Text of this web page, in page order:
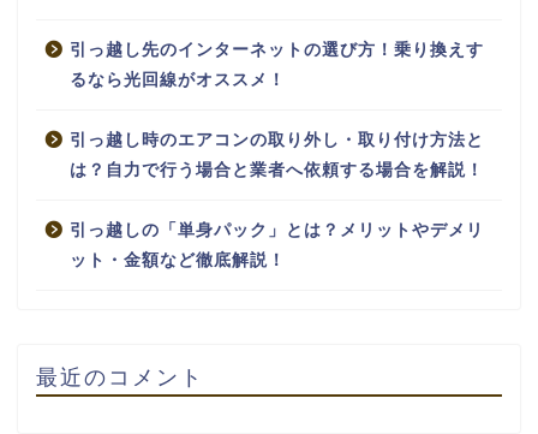
引っ越し先のインターネットの選び方！乗り換えす
るなら光回線がオススメ！
引っ越し時のエアコンの取り外し・取り付け方法と
は？自力で行う場合と業者へ依頼する場合を解説！
引っ越しの「単身パック」とは？メリットやデメリ
ット・金額など徹底解説！
最近のコメント